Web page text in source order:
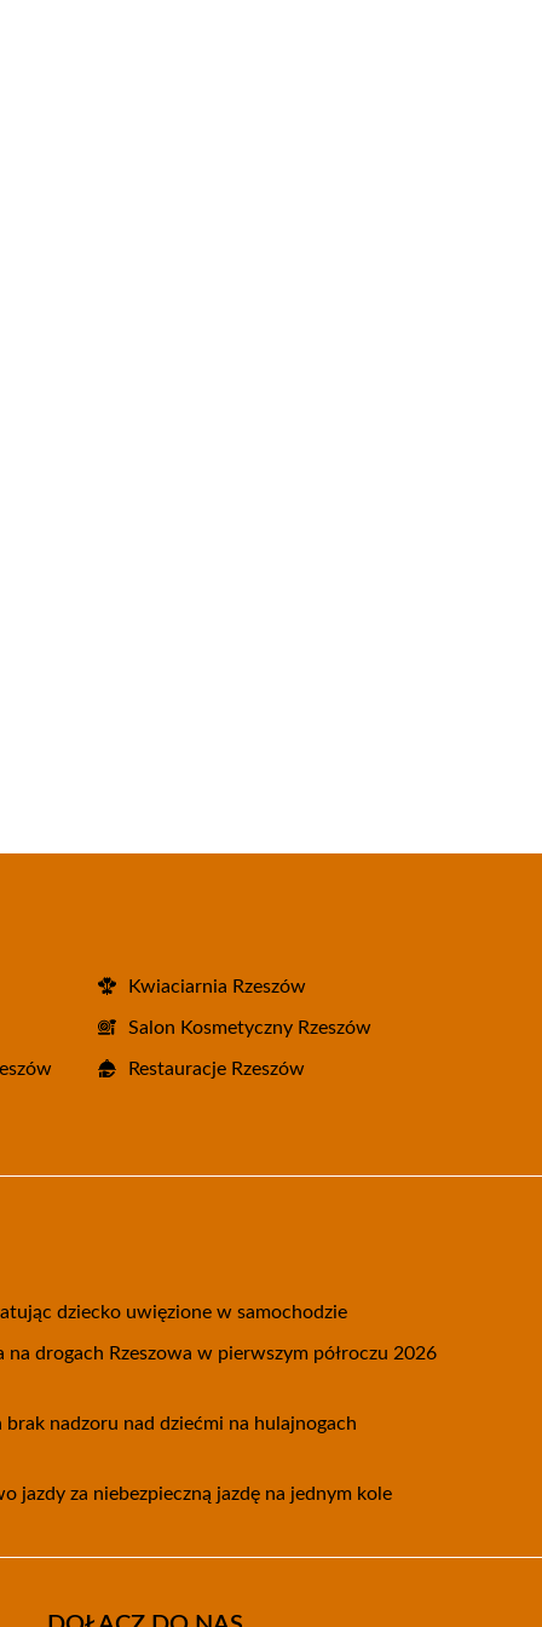
Kwiaciarnia Rzeszów
Salon Kosmetyczny Rzeszów
Restauracje Rzeszów
dziecko uwięzione w samochodzie
na drogach Rzeszowa w pierwszym półroczu 2026
nadzoru nad dziećmi na hulajnogach
jazdy za niebezpieczną jazdę na jednym kole